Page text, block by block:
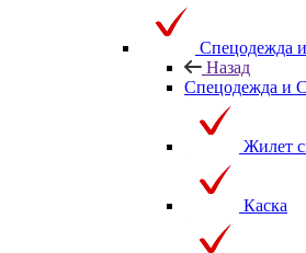
Спецодежда
Назад
Спецодежда и
Жилет
Каска